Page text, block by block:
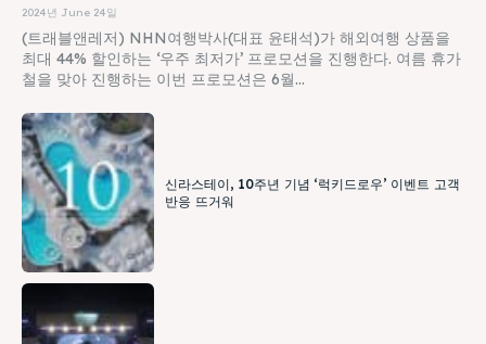
2024년 June 24일
(트래블앤레저) NHN여행박사(대표 윤태석)가 해외여행 상품을
최대 44% 할인하는 ‘우주 최저가’ 프로모션을 진행한다. 여름 휴가
철을 맞아 진행하는 이번 프로모션은 6월...
신라스테이, 10주년 기념 ‘럭키드로우’ 이벤트 고객
반응 뜨거워